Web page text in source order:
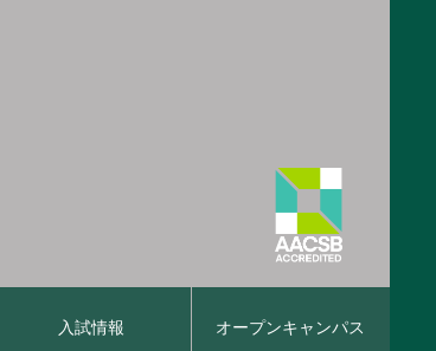
入試情報 オープンキャンパス